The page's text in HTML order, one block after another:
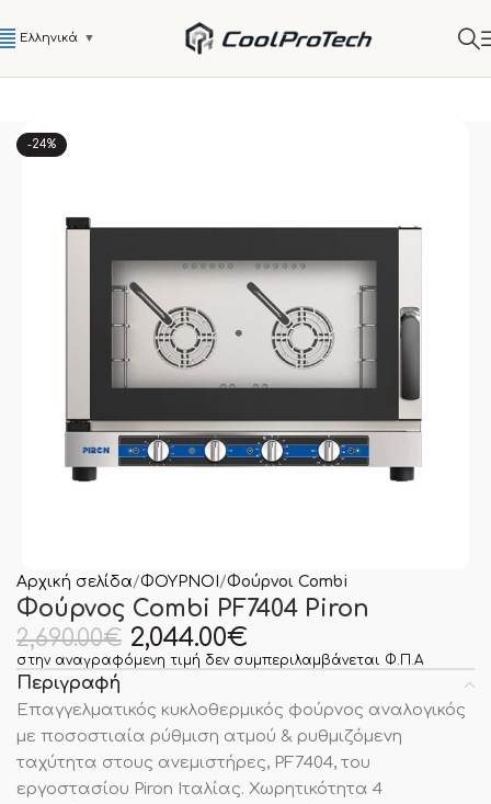
Ελληνικά ▼
-24%
Αρχική σελίδα ΦΟΥΡΝΟΙ Φούρνοι Combi
Φούρνος Combi PF7404 Piron
2,690.00€ 2,044.00€
στην αναγραφόμενη τιμή δεν συμπεριλαμβάνεται Φ.Π.Α
Περιγραφή
Επαγγελματικός κυκλοθερμικός φούρνος αναλογικός
με ποσοστιαία ρύθμιση ατμού & ρυθμιζόμενη
ταχύτητα στους ανεμιστήρες, PF7404, του
εργοστασίου Piron Ιταλίας. Χωρητικότητα 4